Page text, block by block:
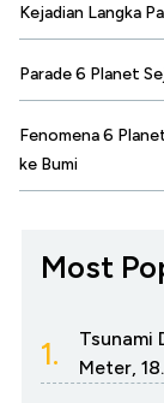
Kejadian Langka
Parade 6 Planet
Fenomena 6
ke Bumi
Most
1.
Tsunami
Meter,